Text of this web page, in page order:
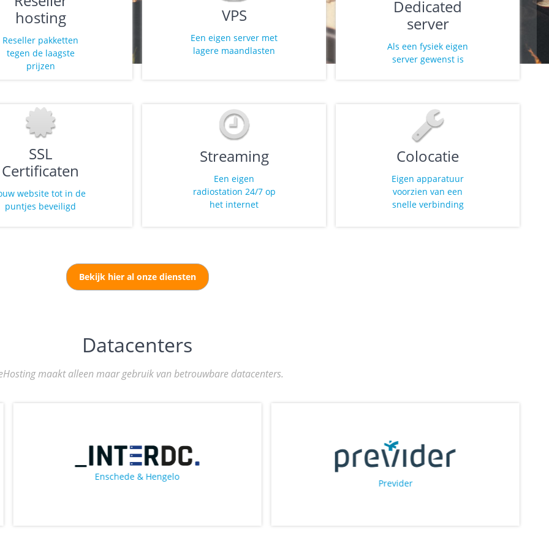
hosting
Reseller pakketten
tegen de laagste
prijzen
VPS
Een eigen server met
lagere maandlasten
Dedicated
server
Als een fysiek eigen
server gewenst is
SSL
Certificaten
website tot in de
puntjes beveiligd
Streaming
Een eigen
radiostation 24/7 op
het internet
Colocatie
Eigen apparatuur
voorzien van een
snelle verbinding
Bekijk hier al onze diensten
Datacenters
maakt alleen maar gebruik van betrouwbare datacenters.
Enschede & Hengelo
Previder